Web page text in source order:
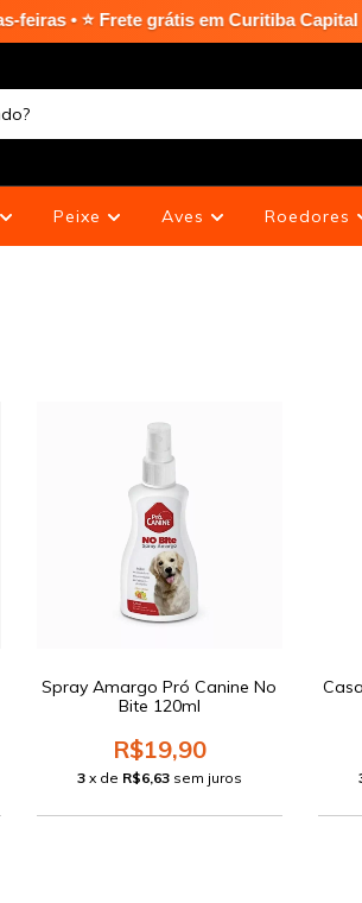
grátis em Curitiba Capital nas compras
Peixe Aves Roedores
Spray Amargo Pró Canine No
Bite 120ml
R$19,90
3 x de R$6,63 sem juros